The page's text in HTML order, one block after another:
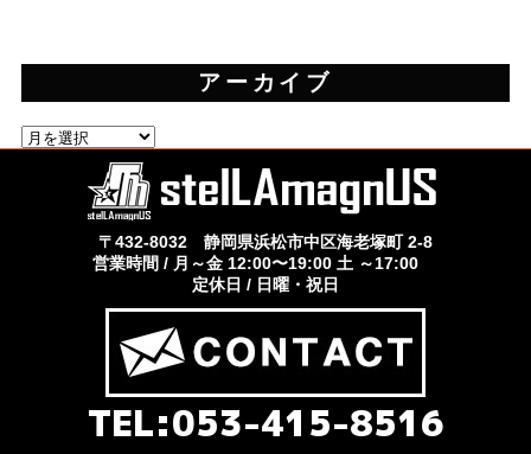
アーカイブ
ア
〒432-8032 静岡県浜松市中区海老塚町 2-8
営業時間 / 月～金 12:00〜19:00 土 ～17:00
定休日 / 日曜・祝日
TEL:053-415-8516